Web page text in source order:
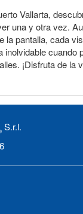
Vallarta,
una y otra vez.
la pantalla, cada
inolvidable cuando
¡Disfruta de la
S.r.l.